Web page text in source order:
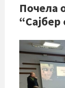
Почела